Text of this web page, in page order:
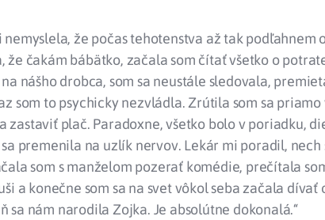
nemyslela, že počas tehotenstva až tak podľahnem
že čakám bábätko, začala som čítať všetko o
nášho drobca, som sa neustále sledovala,
som to psychicky nezvládla. Zrútila som sa
zastaviť plač. Paradoxne, všetko bolo v poriadku,
premenila na uzlík nervov. Lekár mi poradil, nech
som s manželom pozerať komédie, prečítala
a konečne som sa na svet vôkol seba začala dívať
sa nám narodila Zojka. Je absolútne dokonalá.“